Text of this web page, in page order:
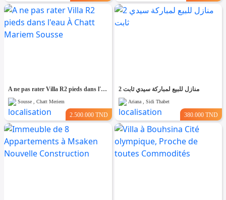
A ne pas rater Villa R2 pieds dans l'eau À Chatt Mariem Sousse
Sousse , Chatt Meriem
2.500.000 TND
2 منازل للبيع لمباركة سيدي ثابت
Ariana , Sidi Thabet
380.000 TND